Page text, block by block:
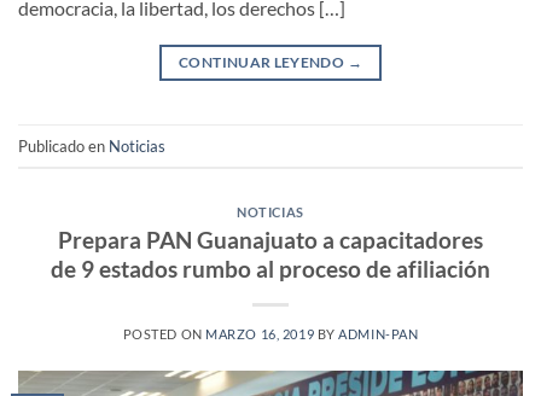
democracia, la libertad, los derechos […]
CONTINUAR LEYENDO →
Publicado en Noticias
NOTICIAS
Prepara PAN Guanajuato a capacitadores
de 9 estados rumbo al proceso de afiliación
POSTED ON MARZO 16, 2019 BYADMIN-PAN